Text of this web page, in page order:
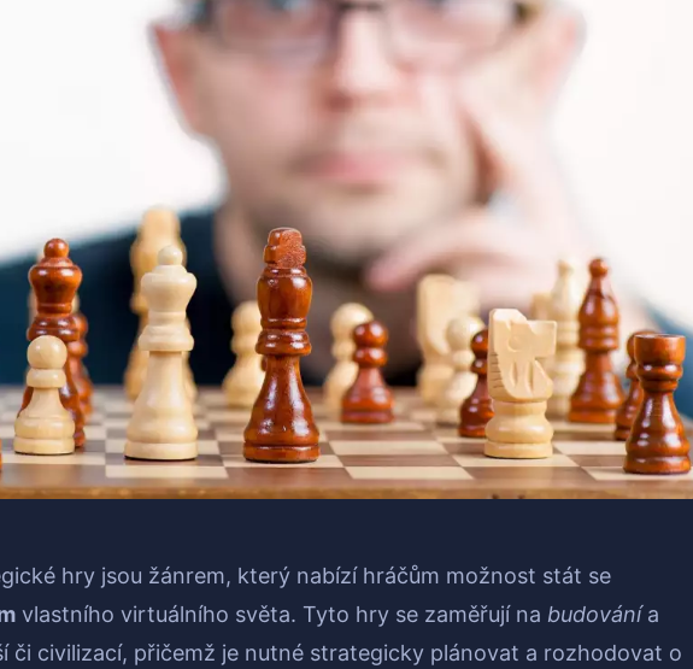
hry jsou žánrem, který nabízí hráčům možnost stát se
vlastního virtuálního světa. Tyto hry se zaměřují na budovánía
či civilizací, přičemž je nutné strategicky plánovat a rozhodovat o